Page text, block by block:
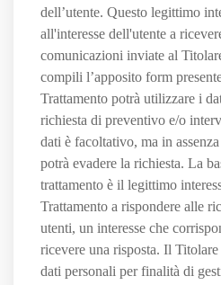
dell’utente. Questo legittimo
all'interesse dell'utente a
comunicazioni inviate al
compili l’apposito form
Trattamento potrà utilizzare i
richiesta di preventivo e/o
dati è facoltativo, ma in
potrà evadere la richiesta. La
trattamento è il legittimo
Trattamento a rispondere alle
utenti, un interesse che
ricevere una risposta. Il
dati personali per finalità di